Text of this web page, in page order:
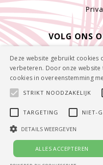
VOLG ONS
Copyright © 2019
Deze website gebruikt cookies
verbeteren. Door onze
cookies in overeenstemming
STRIKT NOODZAKELIJK
TARGETING NIET-
DETAILS WEERGEVEN
ALLES ACCEPTEREN